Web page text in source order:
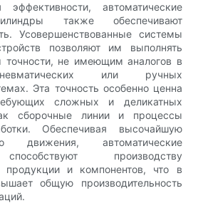
автоматические
также обеспечивают
Усовершенствованные системы
позволяют им выполнять
не имеющим аналогов в
или ручных
Эта точность особенно ценна
сложных и деликатных
сборочные линии и процессы
Обеспечивая высочайшую
движения, автоматические
производству
продукции и компонентов, что в
общую производительность